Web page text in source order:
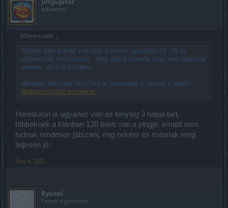
Advanced
StSanya said: ↑
Többen írtak tegnap este rám, s nekem ugyanúgy 23 - 25-ös
pingem volt, mint máskor... Meg más is mondta, hogy nem tapasztal
semmit... Ez a fura nekem.
Mindegy, írtam egy Tech Faq-ot, javaslatok is vannak a végén:
Netkapcsolódás tesztelése
Hereduron is ugyanez van és tényleg 3 napja tart,
többeknek a klánban 120 felett van a pingje, emiatt nem
tudnak rendesen játszani, mig nekem és másnak meg
teljesen jó.
Nov 4, 2021
Ryusei
Forum Apprentice